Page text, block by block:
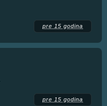
pre 15 godina
pre 15 godina